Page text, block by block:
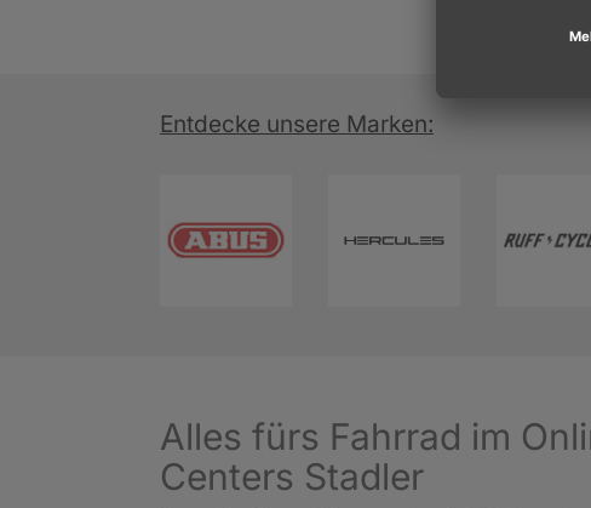
Entdecke unsere Marken:
Alles fürs Fahrrad im
Centers Stadler